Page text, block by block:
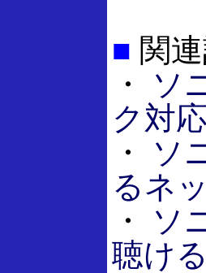
■ 関
・
ソ
ク対
・
ソ
るネ
・
ソ
聴け